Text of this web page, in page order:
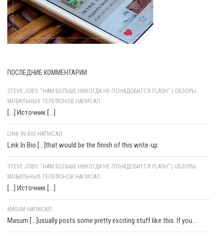
ПОСЛЕДНИЕ КОММЕНТАРИИ
STEVE JOBS: "НАМ БОЛЬШЕ НИКОГДА НЕ ПОНАДОБИТСЯ FLASH" | ОБЗОРЫ
МОБИЛЬНЫХ ТЕЛЕФОНОВ НАПИСАЛ:
[…] Источник […]
LINK IN BIO НАПИСАЛ:
Link In Bio [...]that would be the finish of this write-up.
STEVE JOBS: “НАМ БОЛЬШЕ НИКОГДА НЕ ПОНАДОБИТСЯ FLASH” | ОБЗОРЫ
МОБИЛЬНЫХ ТЕЛЕФОНОВ НАПИСАЛ:
[…] Источник […]
MASUM НАПИСАЛ:
Masum [...]usually posts some pretty exciting stuff like this. If you...